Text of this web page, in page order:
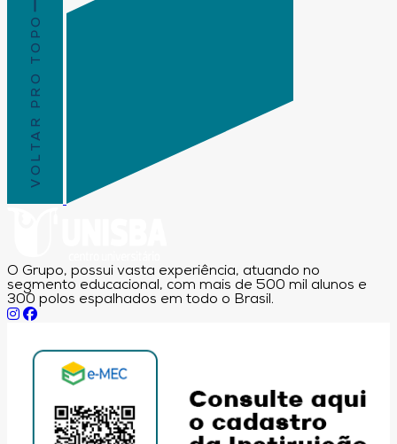
VOLTAR PRO TOPO
O Grupo, possui vasta experiência, atuando no
segmento educacional, com mais de 500 mil alunos e
300 polos espalhados em todo o Brasil.